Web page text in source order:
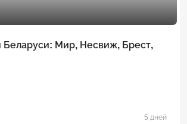
Беларуси: Мир, Несвиж, Брест,
5 дней